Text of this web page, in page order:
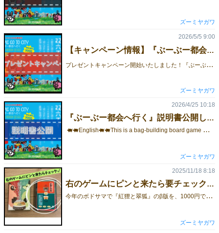
ズーミヤガワ
【キャンペーン情報】『ぶーぶー都会へ行く』3秒で参加可能!!プレゼントキャンペーン📦
プ
レゼントキャンペーン開始いたしました！『ぶーぶー都会へ行く』を2名の方に抽選でプレゼント！予約済みの方もOKですよ～🐖***********************************************************①Xでズーミヤガワのアカウント（@zoo_miyagawa）をフォロー②キャンペーンの投稿をリポスト 期間：2026/5/16（土）23：59まで当選：XのDMにて連絡ゲムマ手渡しor発送（※日本国内限定）******************************************キャンペーン詳細ポスト👇https://x.com/zoo_miyagawa/status/2050737209616355609ゲーム内容👇https://gamemarket.jp/game/187980予約👇https://forms.gle/hDu68zvR4Ft3UdH4Aぜひご参加ください！
2026/5/5 9:00
ズーミヤガワ
『ぶーぶー都会へ行く』説明書公開してます🐖英語版も公開してます🐖
🐖🐖English🐖🐖This is a bag-building board game where you aim for the finish line while upgrading the contents of your bag! 🎲🐖We designed it to be a quick and easy deck-building game!!Enjoy the world of bag-building in just 20–30 minutes! ✨ Number of Players: 2–4Recommended Age: 10+Playing Time: 20–30 minutes 【Synopsis】Boo-Boo and his animal friends were living a laid-back life on a lush, natural ranch.Then, they received a letter from Kumagoro, who lives in the city.In the letter, he wrote about how much he enjoys his glamorous life, but there was also this line...“The city is convenient and fun, but sometimes I feel a little lonely.”Sensing their friend’s SOS, the group packed the essentials into their bags and decided to head for the city. 【Contents】Special dice ×48 (4 types), Bags ×5 (4 black, 1 white), Lane cards ×8, Help cards ×15, Animal pieces ×8 (4 types), Ranking card ×1, Rule cards (Summary) ×4, Square cloths ×4, Instruction manual ×1 【Victory Conditions】The first player to get their animal piece to the finish line wins! 【Game Overview】*We previously distributed a beta version that was system-only.Here is the final version! 🐽 Each player receives one small bag.Once you’ve tossed the 4 types of special dice into it, you’re ready to go!! Take 3 dice out of the bag and roll them.Create a hand whose strength is determined by the roll.You can reroll the dice up to 3 times, so roll while hoping for a stronger hand. Once everyone has finished rolling, compare the strength of your hands.The stronger your hand, the farther you can move on the board✨ Then, perform the action specified for the space you landed on.There are four types of actions: acquiring, exchanging, or discarding dice, or obtaining a “Help Card” that lets you control the roll. Create your own powerful bag and aim to reach the finish line before the other players! 🔥 *The rulebook is available online, so please check out the rules and come play! 👀
2026/4/25 10:18
ズーミヤガワ
右のゲームにピンと来たら要チェック🦊
今
年のボドサマで『紅狸と翠狐』のβ版を、1000円で買ってくださった方々へ！ちゃんと皆さんに届くといいのですが…(右のゲームがβ版の紅狸と翠狐です👇)ゲームマーケット2025秋 会場でβ版を見せていただけたら、完成版(1500円)との差分である500円で完成版をお渡しします🙏即決で買ってくださった皆様のおかげで自信になり、完成版に進めようと思えたので✨
2025/11/18 8:18
ズーミヤガワ